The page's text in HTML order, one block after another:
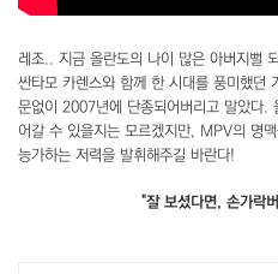
레조.. 지금 올란도의 나이 많은 아버지뻘
싼타모 카렌스와 함께 한 시대를 풍미했던
문없이 2007년에 단종되어버리고 말았다.
어갈 수 있을지는 모르겠지만, MPV의 명
능가하는 저력을 발휘해주길 바란다!
"잘 보셨다면, 손가락